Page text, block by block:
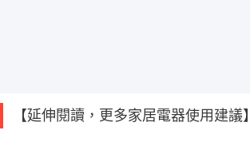
【延伸閱讀，更多家居電器使用建議】